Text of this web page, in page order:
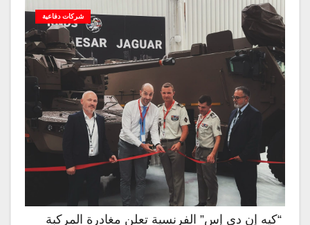
شركات دفاعية
“كيه إن دي إس” الفرنسية تعلن مغادرة المركبة